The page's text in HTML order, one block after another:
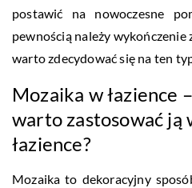
postawić na nowoczesne
pewnością należy wykończenie
warto zdecydować się na ten
Mozaika w łazience
warto zastosować ją
łazience?
Mozaika to dekoracyjny